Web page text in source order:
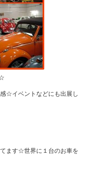
☆イベントなどにも出展し
ます☆世界に１台のお車を